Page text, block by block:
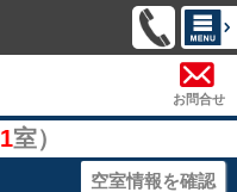
お問合せ
1室）
空室情報を確認